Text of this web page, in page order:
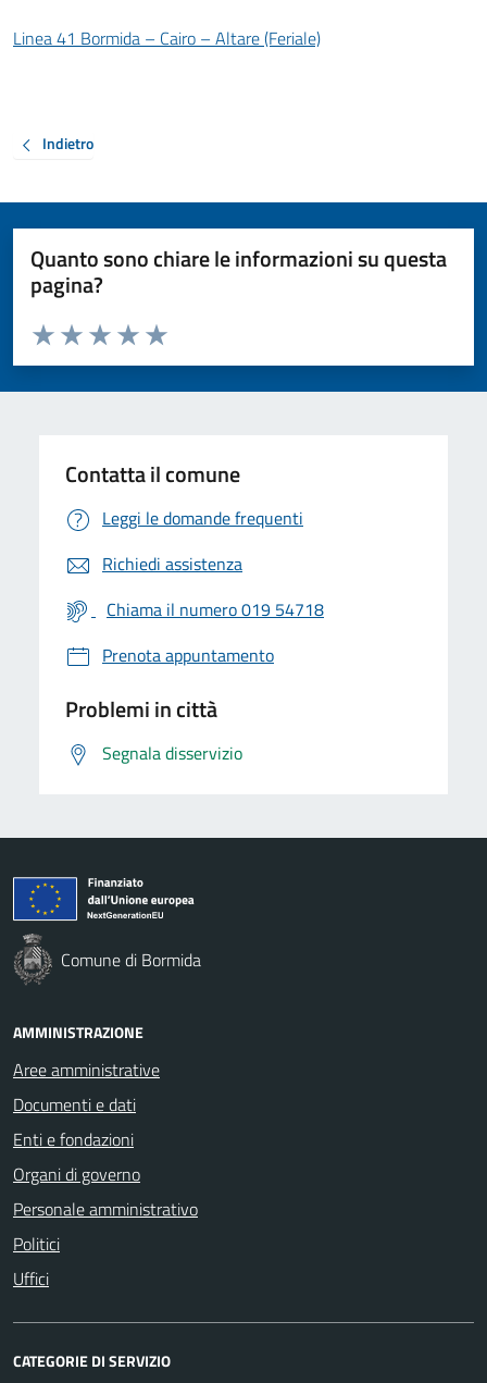
Linea 41 Bormida – Cairo – Altare (Feriale)
Indietro
Quanto sono chiare le informazioni su questa
pagina?
Valuta da 1 a 5 stelle la pagina
Valuta 5 stelle su 5
Valuta 4 stelle su 5
Valuta 3 stelle su 5
Valuta 2 stelle su 5
Valuta 1 stelle su 5
Contatta il comune
Leggi le domande frequenti
Richiedi assistenza
Chiama il numero 019 54718
Prenota appuntamento
Problemi in città
Segnala disservizio
Comune di Bormida
AMMINISTRAZIONE
Aree amministrative
Documenti e dati
Enti e fondazioni
Organi di governo
Personale amministrativo
Politici
Uffici
CATEGORIE DI SERVIZIO